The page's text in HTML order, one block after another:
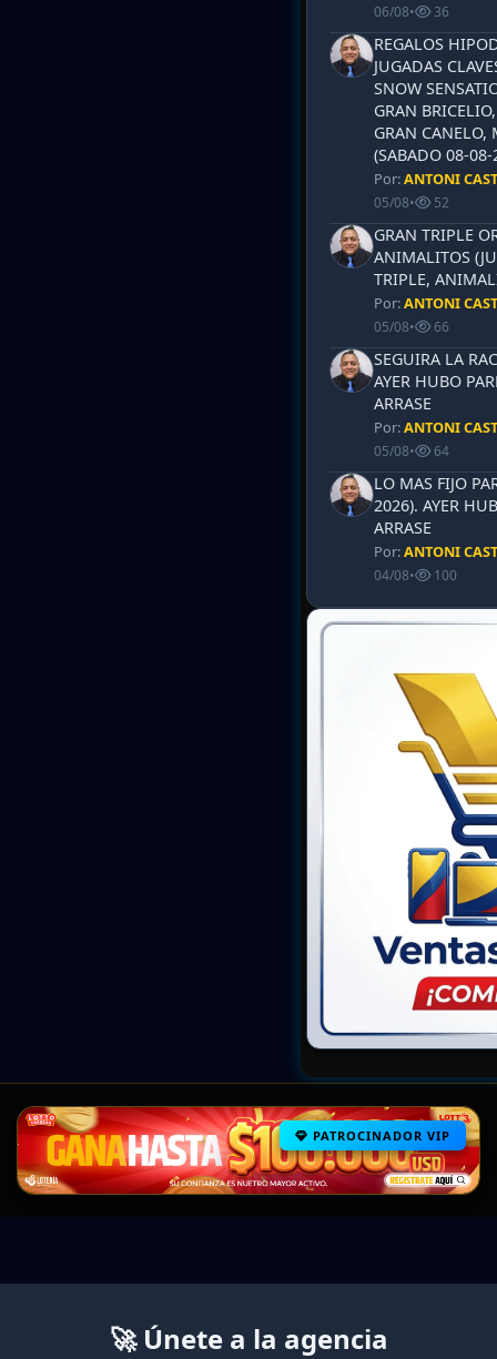
06/08• 36
REGALOS
JUGADAS
SNOW
GRAN
GRAN CANELO,
(SABADO 08-
Por:ANTONI
05/08• 52
GRAN TRIPLE
ANIMALITOS
TRIPLE,
Por:ANTONI
05/08• 66
SEGUIRA LA
AYER HUBO
ARRASE
Por:ANTONI
05/08• 64
LO MAS FIJO
2026). AYER
ARRASE
Por:ANTONI
04/08• 100
PATROCINADOR VIP
🚀 Únete a la agencia